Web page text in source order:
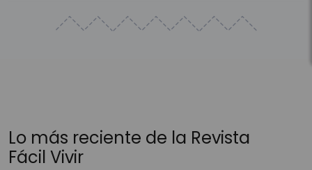
Lo más reciente de la Revista
Fácil Vivir